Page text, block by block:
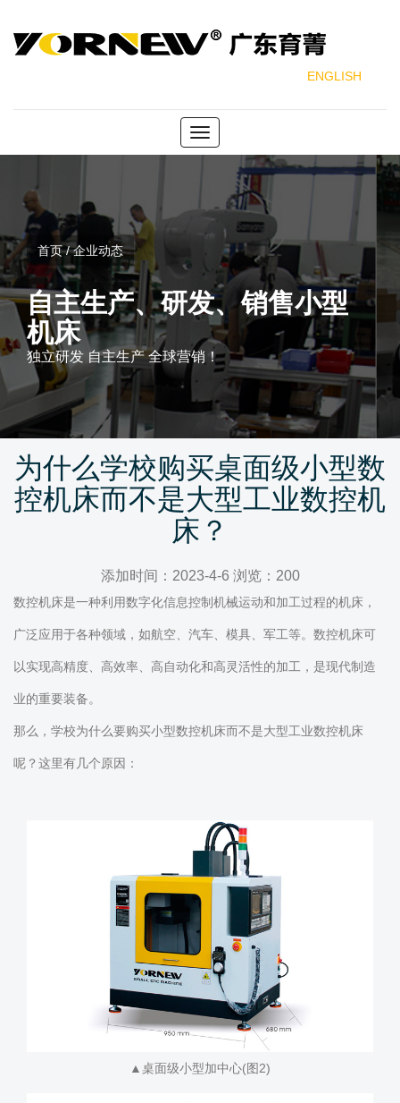
ENGLISH
Toggle
navigation
首页 / 企业动态
自主生产、研发、销售小型
机床
独立研发 自主生产 全球营销！
为什么学校购买桌面级小型数
控机床而不是大型工业数控机
床？
添加时间：2023-4-6 浏览：200
数控机床是一种利用数字化信息控制机械运动和加工过程的机床，
广泛应用于各种领域，如航空、汽车、模具、军工等。数控机床可
以实现高精度、高效率、高自动化和高灵活性的加工，是现代制造
业的重要装备。
那么，学校为什么要购买小型数控机床而不是大型工业数控机床
呢？这里有几个原因：
▲桌面级小型加中心(图2)